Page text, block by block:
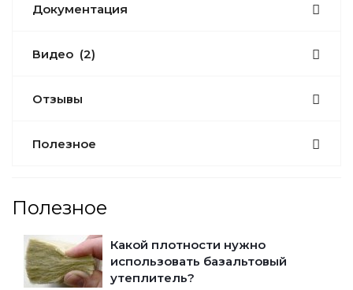
Документация
Видео (2)
Отзывы
Полезное
Полезное
Какой плотности нужно
использовать базальтовый
утеплитель?